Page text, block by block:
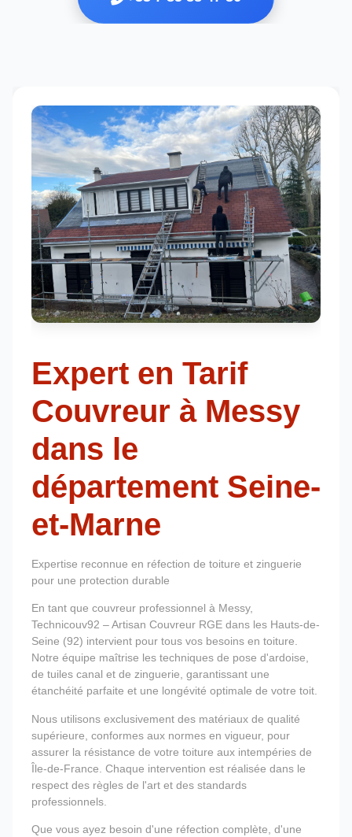
Expert en Tarif
Couvreur à Messy
dans le
département Seine-
et-Marne
Expertise reconnue en réfection de toiture et zinguerie
pour une protection durable
En tant que couvreur professionnel à Messy,
Technicouv92 – Artisan Couvreur RGE dans les Hauts-de-
Seine (92) intervient pour tous vos besoins en toiture.
Notre équipe maîtrise les techniques de pose d'ardoise,
de tuiles canal et de zinguerie, garantissant une
étanchéité parfaite et une longévité optimale de votre toit.
Nous utilisons exclusivement des matériaux de qualité
supérieure, conformes aux normes en vigueur, pour
assurer la résistance de votre toiture aux intempéries de
Île-de-France. Chaque intervention est réalisée dans le
respect des règles de l'art et des standards
professionnels.
Que vous ayez besoin d'une réfection complète, d'une